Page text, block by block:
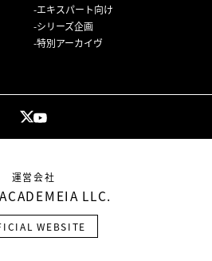
エキスパート向け
シリーズ企画
特別アーカイヴ
運営会社
LLC.
WEBSITE